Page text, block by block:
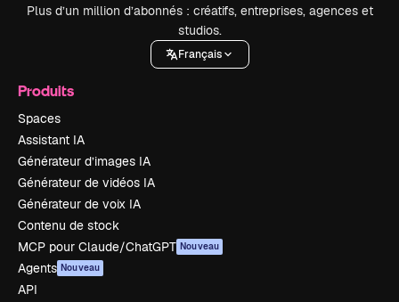
Plus d’un million d’abonnés : créatifs, entreprises, agences et
studios.
Français
Produits
Spaces
Assistant IA
Générateur d’images IA
Générateur de vidéos IA
Générateur de voix IA
Contenu de stock
MCP pour Claude/ChatGPT Nouveau
Agents Nouveau
API